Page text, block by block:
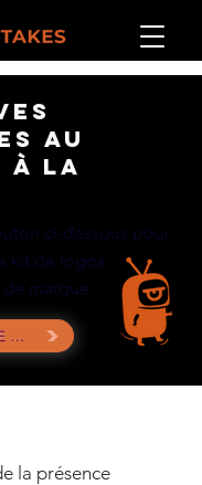
au
à la
ci-dessous pour
kit de logos
marque.
TÉLÉCHARGER LE KIT DE LOGOS
la présence